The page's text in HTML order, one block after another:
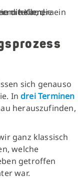
sich genauso
Indrei Terminen
herauszufinden,
ganz klassisch
welche
getroffen
war.